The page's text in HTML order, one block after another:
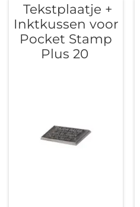
Tekstplaatje +
Inktkussen voor
Pocket Stamp
Plus 20